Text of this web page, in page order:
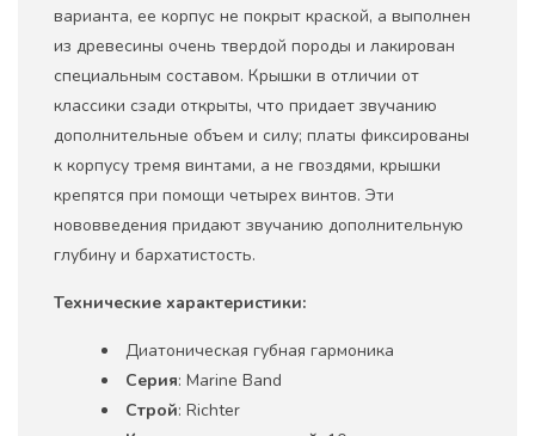
варианта, ее корпус не покрыт краской, а выполнен
из древесины очень твердой породы и лакирован
специальным составом. Крышки в отличии от
классики сзади открыты, что придает звучанию
дополнительные объем и силу; платы фиксированы
к корпусу тремя винтами, а не гвоздями, крышки
крепятся при помощи четырех винтов. Эти
нововведения придают звучанию дополнительную
глубину и бархатистость.
Технические характеристики:
Диатоническая губная гармоника
Серия: Marine Band
Строй: Richter